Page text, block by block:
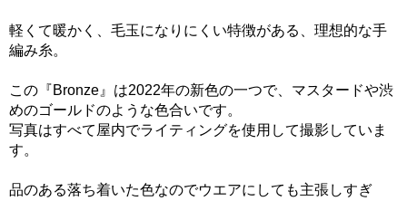
軽くて暖かく、毛玉になりにくい特徴がある、理想的な手
編み糸。
この『Bronze』は2022年の新色の一つで、マスタードや渋
めのゴールドのような色合いです。
写真はすべて屋内でライティングを使用して撮影していま
す。
品のある落ち着いた色なのでウエアにしても主張しすぎ